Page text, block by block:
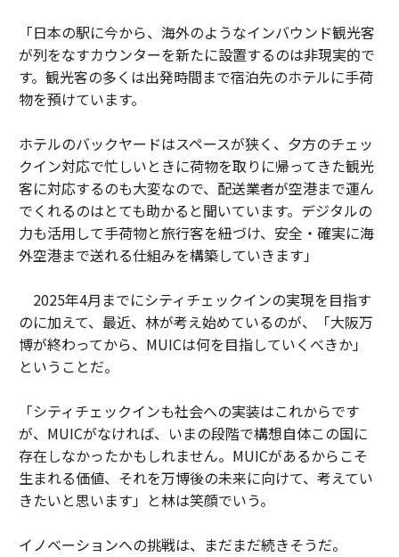
「日本の駅に今から、海外のようなインバウンド観光客
が列をなすカウンターを新たに設置するのは非現実的で
す。観光客の多くは出発時間まで宿泊先のホテルに手荷
物を預けています。
ホテルのバックヤードはスペースが狭く、夕方のチェッ
クイン対応で忙しいときに荷物を取りに帰ってきた観光
客に対応するのも大変なので、配送業者が空港まで運ん
でくれるのはとても助かると聞いています。デジタルの
力も活用して手荷物と旅行客を紐づけ、安全・確実に海
外空港まで送れる仕組みを構築していきます」
2025年4月までにシティチェックインの実現を目指す
のに加えて、最近、林が考え始めているのが、「大阪万
博が終わってから、MUICは何を目指していくべきか」
ということだ。
「シティチェックインも社会への実装はこれからです
が、MUICがなければ、いまの段階で構想自体この国に
存在しなかったかもしれません。MUICがあるからこそ
生まれる価値、それを万博後の未来に向けて、考えてい
きたいと思います」と林は笑顔でいう。
イノベーションへの挑戦は、まだまだ続きそうだ。